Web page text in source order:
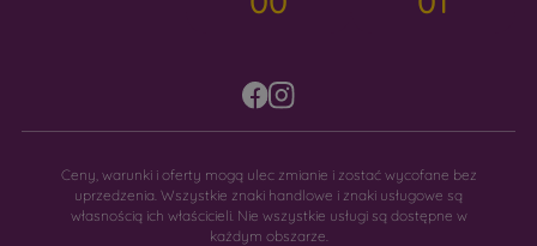
Ceny, warunki i oferty mogą ulec zmianie i zostać wycofane bez
uprzedzenia. Wszystkie znaki handlowe i znaki usługowe są
własnością ich właścicieli. Nie wszystkie usługi są dostępne w
każdym obszarze.